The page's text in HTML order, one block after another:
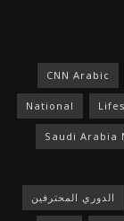
CNN Arabic
National
Saudi Arabia
الدوري المحترفين